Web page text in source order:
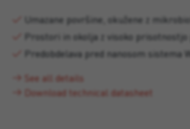
Umazane površine, okužene z
Prostori in okolja z visoko prisotnostjo
Predobdelava pred nanosom sistema
See all details
Download technical datasheet